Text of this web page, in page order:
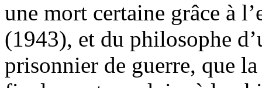
une mort certaine grâce à
(1943), et du philosophe
prisonnier de guerre, que